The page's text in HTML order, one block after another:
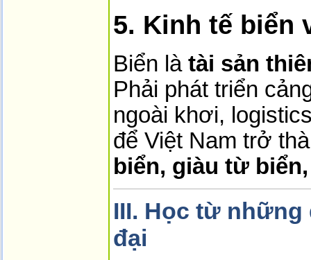
5. Kinh tế biển
Biển là tài sản
Phải phát triển
ngoài khơi,
để Việt Nam trở
biển, giàu từ
III. Học từ
đại